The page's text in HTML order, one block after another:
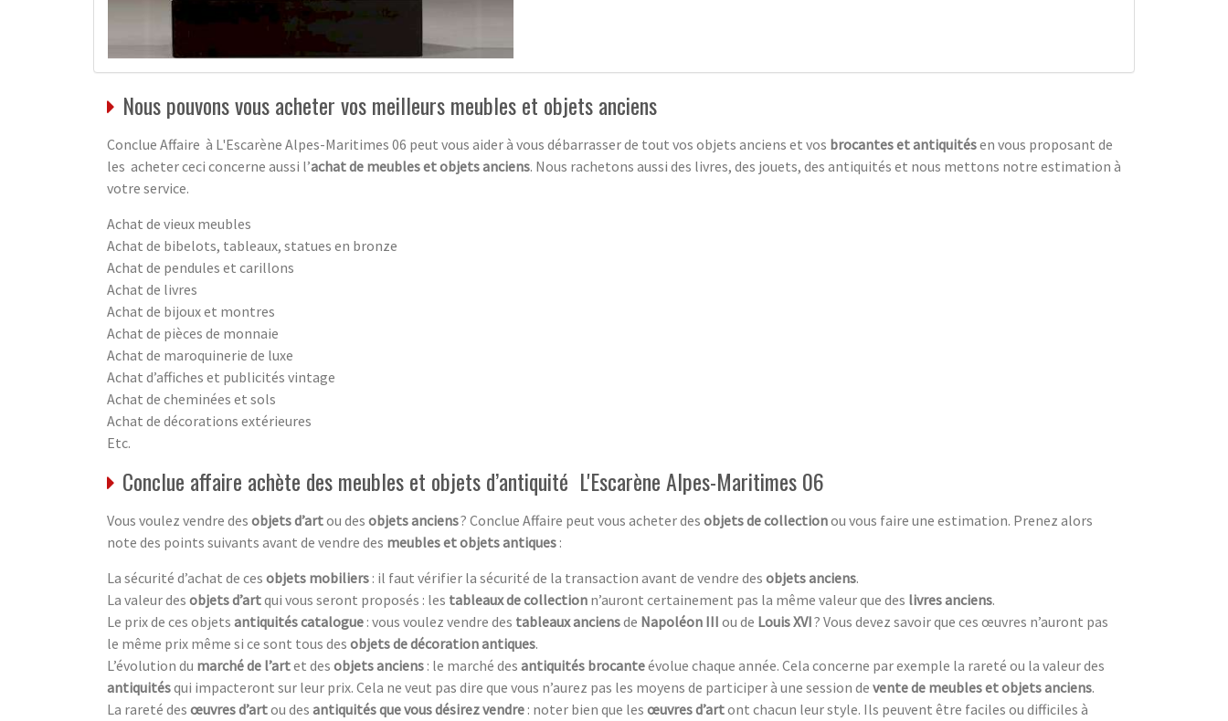
Nous pouvons vous acheter vos meilleurs meubles et objets anciens
Conclue Affaire à L'Escarène Alpes-Maritimes 06 peut vous aider à vous débarrasser de tout vos objets anciens et vos brocantes et antiquitésen vous proposant de
les acheter ceci concerne aussi l’achat de meubles et objets anciens. Nous rachetons aussi des livres, des jouets, des antiquités et nous mettons notre estimation à
votre service.
Achat de vieux meubles
Achat de bibelots, tableaux, statues en bronze
Achat de pendules et carillons
Achat de livres
Achat de bijoux et montres
Achat de pièces de monnaie
Achat de maroquinerie de luxe
Achat d’affiches et publicités vintage
Achat de cheminées et sols
Achat de décorations extérieures
Etc.
Conclue affaire achète des meubles et objets d’antiquité L'Escarène Alpes-Maritimes 06
Vous voulez vendre des objets d’artou des objets anciens? Conclue Affaire peut vous acheter des objets de collectionou vous faire une estimation. Prenez alors
note des points suivants avant de vendre des meubles et objets antiques :
La sécurité d’achat de ces objets mobiliers : il faut vérifier la sécurité de la transaction avant de vendre des objets anciens.
La valeur des objets d’artqui vous seront proposés : les tableaux de collection n’auront certainement pas la même valeur que des livres anciens.
Le prix de ces objets antiquités catalogue : vous voulez vendre des tableaux anciensde Napoléon III ou de Louis XVI? Vous devez savoir que ces œuvres n’auront pas
le même prix même si ce sont tous des objets de décoration antiques.
L’évolution du marché de l’artet des objets anciens : le marché des antiquités brocanteévolue chaque année. Cela concerne par exemple la rareté ou la valeur des
antiquitésqui impacteront sur leur prix. Cela ne veut pas dire que vous n’aurez pas les moyens de participer à une session de vente de meubles et objets anciens.
La rareté des œuvres d’artou des antiquités que vous désirez vendre : noter bien que les œuvres d’artont chacun leur style. Ils peuvent être faciles ou difficiles à